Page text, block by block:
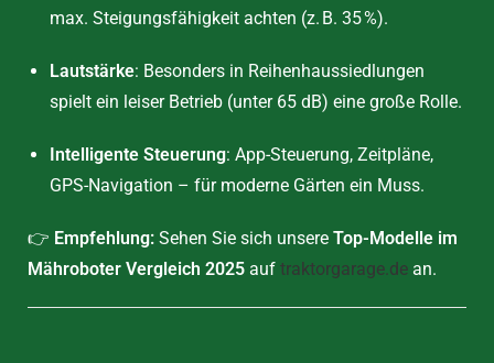
max. Steigungsfähigkeit achten (z. B. 35 %).
Lautstärke: Besonders in Reihenhaussiedlungen
spielt ein leiser Betrieb (unter 65 dB) eine große Rolle.
Intelligente Steuerung: App-Steuerung, Zeitpläne,
GPS-Navigation – für moderne Gärten ein Muss.
👉 Empfehlung: Sehen Sie sich unsere Top-Modelle im
Mähroboter Vergleich 2025 auf traktorgarage.de an.